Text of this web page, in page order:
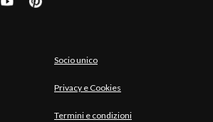
Socio unico
Privacy e Cookies
Termini e condizioni